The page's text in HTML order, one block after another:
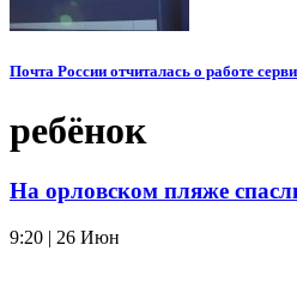
Почта России отчиталась о работе
ребёнок
На орловском пляже
9:20 | 26 Июн